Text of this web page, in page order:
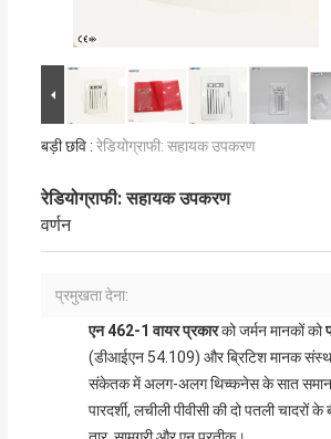
बड़ी छवि : रेडियोग्राफी: सहायक उपकरण
रेडियोग्राफी: सहायक उपकरण
वर्णन
प्रमुखता देना:
एन 462-1 वायर प्रकारको जर्मन मानकों को
(डीआईएन 54.109) और ब्रिटिश मानक
संकेतक में अलग-अलग थिच्कनेस के सात
पारदर्शी, लचीली पीवीसी की दो पतली